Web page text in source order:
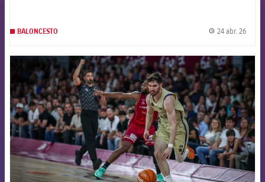
BALONCESTO 24 abr. 26
FCB Barcelona badge